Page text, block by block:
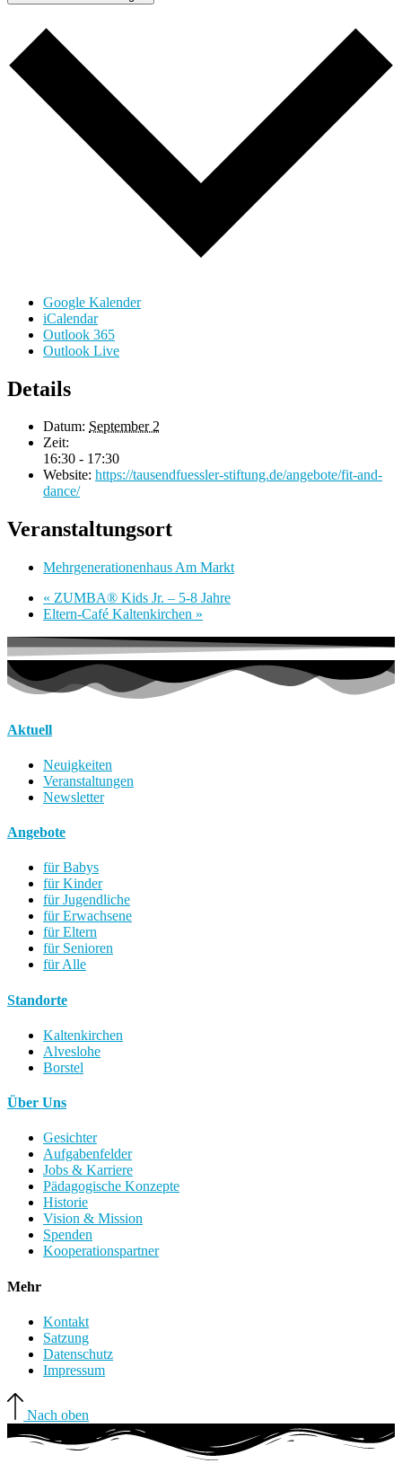
Google Kalender
iCalendar
Outlook 365
Outlook Live
Details
Datum: September 2
Zeit:
16:30 - 17:30
Website: https://tausendfuessler-stiftung.de/angebote/fit-and-
dance/
Veranstaltungsort
Mehrgenerationenhaus Am Markt
« ZUMBA® Kids Jr. – 5-8 Jahre
Eltern-Café Kaltenkirchen »
Aktuell
Neuigkeiten
Veranstaltungen
Newsletter
Angebote
für Babys
für Kinder
für Jugendliche
für Erwachsene
für Eltern
für Senioren
für Alle
Standorte
Kaltenkirchen
Alveslohe
Borstel
Über Uns
Gesichter
Aufgabenfelder
Jobs & Karriere
Pädagogische Konzepte
Historie
Vision & Mission
Spenden
Kooperationspartner
Mehr
Kontakt
Satzung
Datenschutz
Impressum
Nach oben